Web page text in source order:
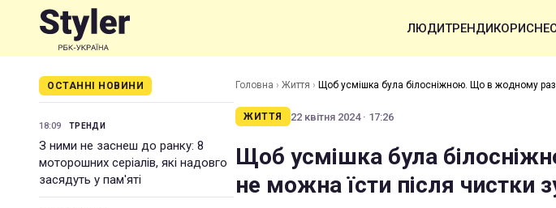
ЛЮДИТРЕНДИКОРИСНЕ
ОСТАННІ НОВИНИ
18:09 ТРЕНДИ
З ними не заснеш до ранку: 8
моторошних серіалів, які надовго
засядуть у пам'яті
Головна › Життя › Щоб усмішка була білосніжною. Що в жодному
ЖИТТЯ 22 квітня 2024 · 17:26
Щоб усмішка була
не можна їсти після чистки